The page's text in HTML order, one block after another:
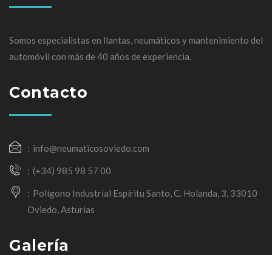
Somos especialistas en llantas, neumáticos y mantenimiento del
automóvil con más de 40 años de experiencia.
Contacto
info@neumaticosoviedo.com
(+34) 985 98 57 00
Polígono Industrial Espíritu Santo, C. Holanda, 3, 33010
Oviedo, Asturias
Galería